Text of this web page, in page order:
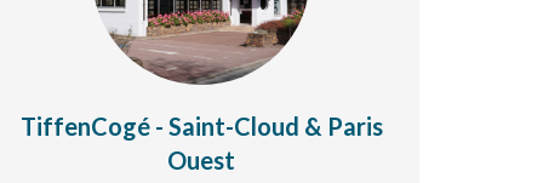
TiffenCogé - Saint-Cloud & Paris
Ouest